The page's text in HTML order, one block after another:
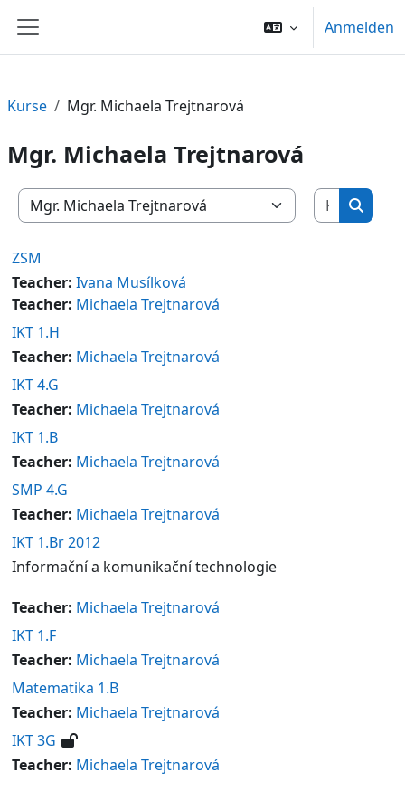
Website-Übersicht
Anmelden
Kurse Mgr. Michaela Trejtnarová
Mgr. Michaela Trejtnarová
Kursbereiche
Kurse
Kurse
ZSM
Teacher: Ivana Musílková
Teacher: Michaela Trejtnarová
IKT 1.H
Teacher: Michaela Trejtnarová
IKT 4.G
Teacher: Michaela Trejtnarová
IKT 1.B
Teacher: Michaela Trejtnarová
SMP 4.G
Teacher: Michaela Trejtnarová
IKT 1.Br 2012
Informační a komunikační technologie
Teacher: Michaela Trejtnarová
IKT 1.F
Teacher: Michaela Trejtnarová
Matematika 1.B
Teacher: Michaela Trejtnarová
IKT 3G
Teacher: Michaela Trejtnarová